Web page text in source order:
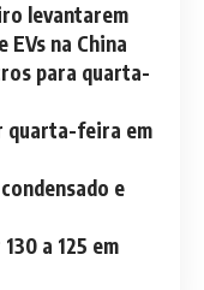
levantarem
EVs na China
para quarta-
quarta-feira em
e
a 125 em